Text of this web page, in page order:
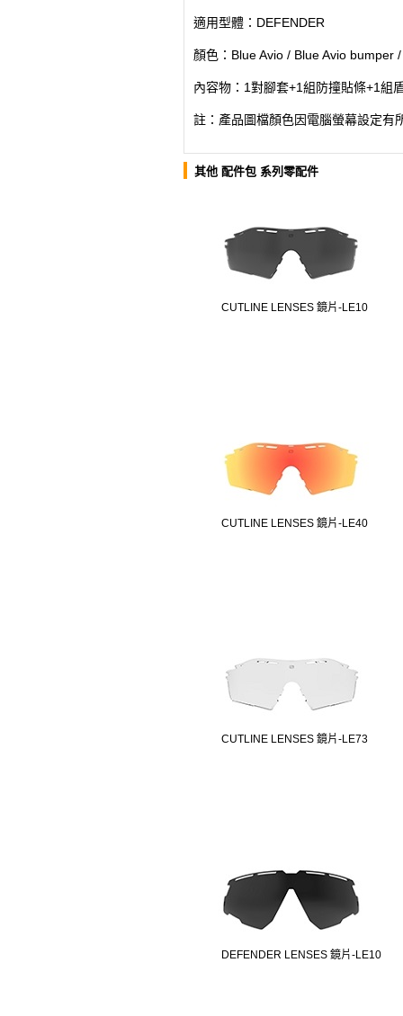
適用型體：DEFENDER
顏色：Blue Avio / Blue Avio bumper
內容物：1對腳套+1組防撞貼條+1組
註：產品圖檔顏色因電腦螢幕設定有
其他 配件包 系列零配件
CUTLINE LENSES 鏡片-LE10
CUTLINE LENSES 鏡片-LE40
CUTLINE LENSES 鏡片-LE73
DEFENDER LENSES 鏡片-LE10